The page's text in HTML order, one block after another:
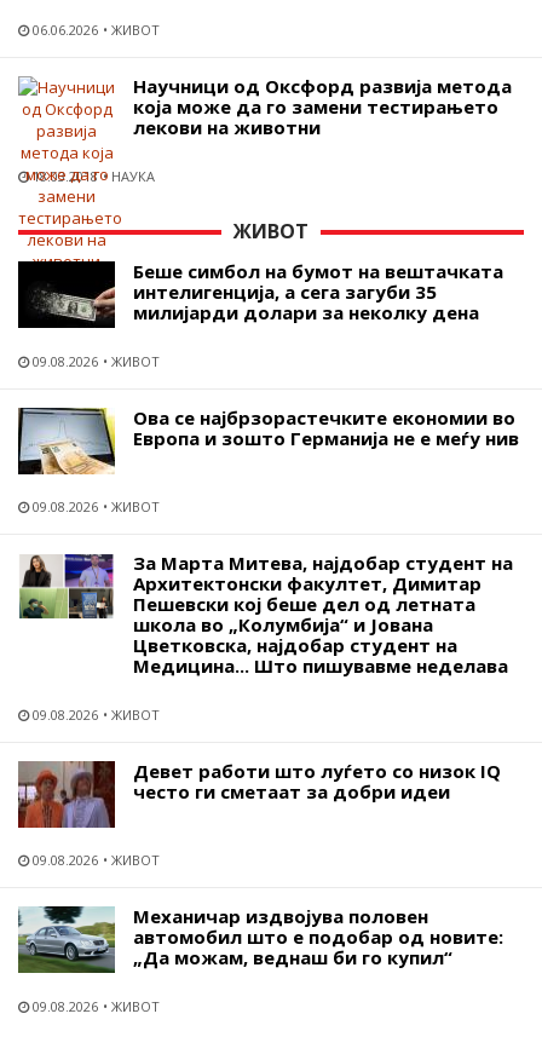
06.06.2026 ЖИВОТ
Научници од Оксфорд развија метода
која може да го замени тестирањето
лекови на животни
18.03.2018 НАУКА
ЖИВОТ
Беше симбол на бумот на вештачката
интелигенција, а сега загуби 35
милијарди долари за неколку дена
09.08.2026 ЖИВОТ
Ова се најбрзорастечките економии во
Европа и зошто Германија не е меѓу нив
09.08.2026 ЖИВОТ
За Марта Митева, најдобар студент на
Архитектонски факултет, Димитар
Пешевски кој беше дел од летната
школа во „Колумбија“ и Јована
Цветковска, најдобар студент на
Медицина... Што пишувавме неделава
09.08.2026 ЖИВОТ
Девет работи што луѓето со низок IQ
често ги сметаат за добри идеи
09.08.2026 ЖИВОТ
Механичар издвојува половен
автомобил што е подобар од новите:
„Да можам, веднаш би го купил“
09.08.2026 ЖИВОТ